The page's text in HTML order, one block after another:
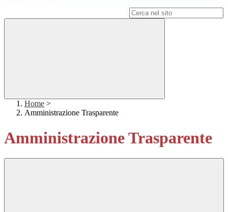
Home >
Amministrazione Trasparente
Amministrazione Trasparente